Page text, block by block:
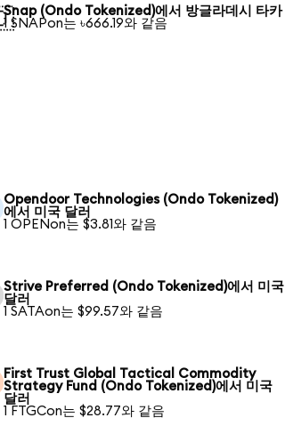
Snap (Ondo Tokenized)에서 방글라데시 타카
1 SNAPon는 ৳666.19와 같음
Opendoor Technologies (Ondo Tokenized)
에서 미국 달러
1 OPENon는 $3.81와 같음
Strive Preferred (Ondo Tokenized)에서 미국
달러
1 SATAon는 $99.57와 같음
First Trust Global Tactical Commodity
Strategy Fund (Ondo Tokenized)에서 미국
달러
1 FTGCon는 $28.77와 같음